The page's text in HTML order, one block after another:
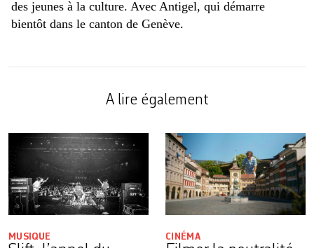
des jeunes à la culture. Avec Antigel, qui démarre
bientôt dans le canton de Genève.
A lire également
MUSIQUE CINÉMA